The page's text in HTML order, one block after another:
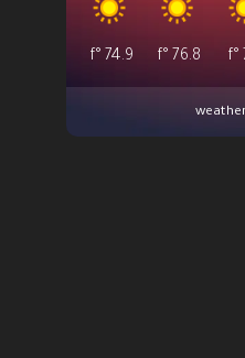
74.9
°f 76.8
°f °f